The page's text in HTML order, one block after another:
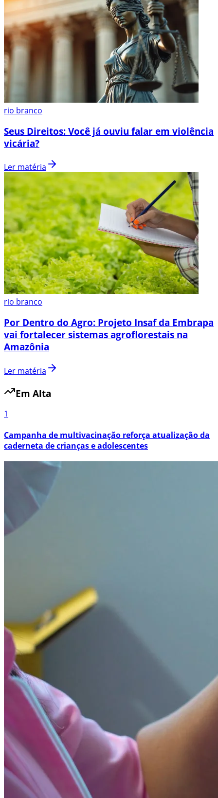
rio branco
Seus Direitos: Você já ouviu falar em violência
vicária?
Ler matéria
rio branco
Por Dentro do Agro: Projeto Insaf da Embrapa
vai fortalecer sistemas agroflorestais na
Amazônia
Ler matéria
Em Alta
1
Campanha de multivacinação reforça atualização da
caderneta de crianças e adolescentes